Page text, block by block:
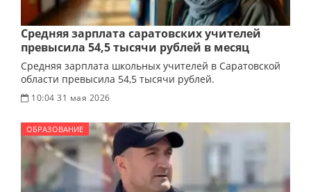
Средняя зарплата саратовских учителей
превысила 54,5 тысячи рублей в месяц
Средняя зарплата школьных учителей в Саратовской
области превысила 54,5 тысячи рублей.
10:04 31 мая 2026
ОБРАЗОВАНИЕ